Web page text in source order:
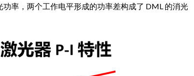
率，两个工作电平形成的功率差构成了 DML 的消光